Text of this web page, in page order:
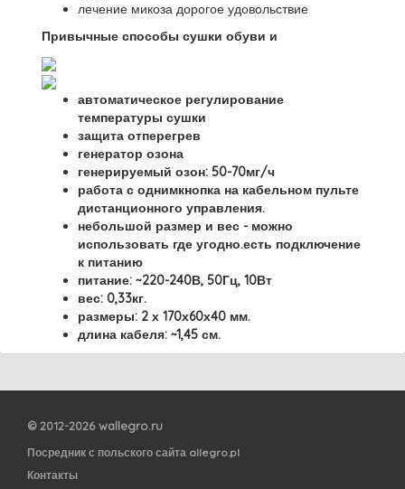
лечение микоза дорогое удовольствие
Привычные способы сушки обуви и
автоматическое регулирование
температуры сушки
защита отперегрев
генератор озона
генерируемый озон: 50-70мг/ч
работа с однимкнопка на кабельном пульте
дистанционного управления.
небольшой размер и вес - можно
использовать где угодно.есть подключение
к питанию
питание: ~220-240В, 50Гц, 10Вт
вес: 0,33кг.
размеры: 2 х 170х60х40 мм.
длина кабеля: ~1,45 см.
© 2012-2026 wallegro.ru
Посредник с польского сайта allegro.pl
Контакты